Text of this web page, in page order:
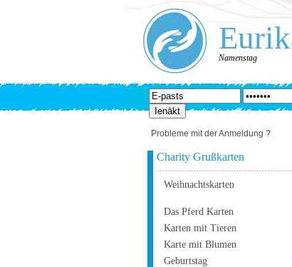
Namenstag
Probleme mit der Anmeldung ?
Charity Grußkarten
Weihnachtskarten
Das Pferd Karten
Karten mit Tieren
Karte mit Blumen
Geburtstag